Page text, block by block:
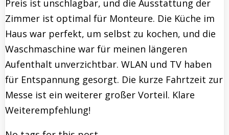
Preis ist unschlagbar, und die Ausstattung der
Zimmer ist optimal für Monteure. Die Küche im
Haus war perfekt, um selbst zu kochen, und die
Waschmaschine war für meinen längeren
Aufenthalt unverzichtbar. WLAN und TV haben
für Entspannung gesorgt. Die kurze Fahrtzeit zur
Messe ist ein weiterer großer Vorteil. Klare
Weiterempfehlung!